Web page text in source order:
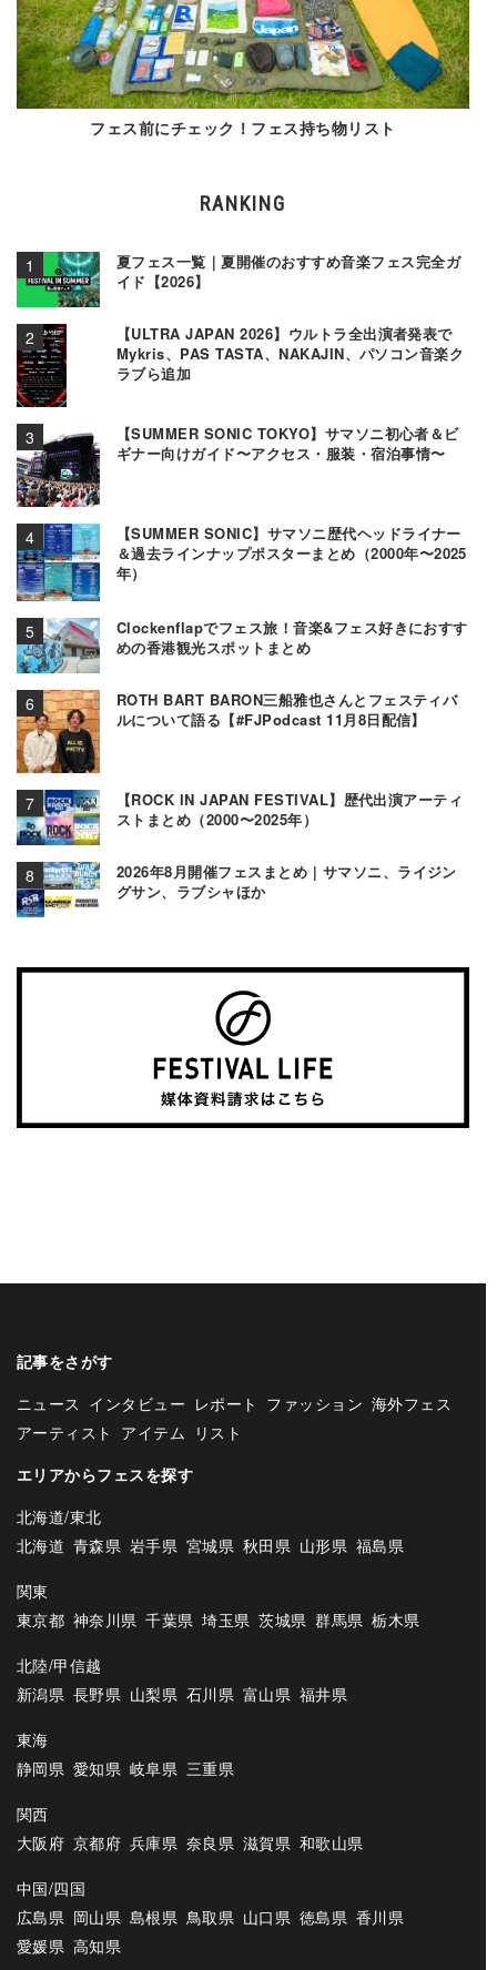
フェス前にチェック！フェス持ち物リスト
RANKING
夏フェス一覧｜夏開催のおすすめ音楽フェス完全ガ
イド【2026】
【ULTRA JAPAN 2026】ウルトラ全出演者発表で
Mykris、PAS TASTA、NAKAJIN、パソコン音楽ク
ラブら追加
【SUMMER SONIC TOKYO】サマソニ初心者＆ビ
ギナー向けガイド〜アクセス・服装・宿泊事情〜
【SUMMER SONIC】サマソニ歴代ヘッドライナー
＆過去ラインナップポスターまとめ（2000年〜2025
年）
Clockenflapでフェス旅！音楽&フェス好きにおすす
めの香港観光スポットまとめ
ROTH BART BARON三船雅也さんとフェスティバ
ルについて語る【#FJPodcast 11月8日配信】
【ROCK IN JAPAN FESTIVAL】歴代出演アーティ
ストまとめ（2000〜2025年）
2026年8月開催フェスまとめ | サマソニ、ライジン
グサン、ラブシャほか
記事をさがす
ニュース インタビュー レポート ファッション 海外フェス
アーティスト アイテム リスト
エリアからフェスを探す
北海道/東北
北海道 青森県 岩手県 宮城県 秋田県 山形県 福島県
関東
東京都 神奈川県 千葉県 埼玉県 茨城県 群馬県 栃木県
北陸/甲信越
新潟県 長野県 山梨県 石川県 富山県 福井県
東海
静岡県 愛知県 岐阜県 三重県
関西
大阪府 京都府 兵庫県 奈良県 滋賀県 和歌山県
中国/四国
広島県 岡山県 島根県 鳥取県 山口県 徳島県 香川県
愛媛県 高知県